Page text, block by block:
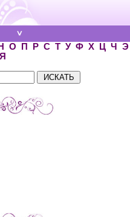
Н О П Р С Т У Ф Х Ц Ч
Э
Я